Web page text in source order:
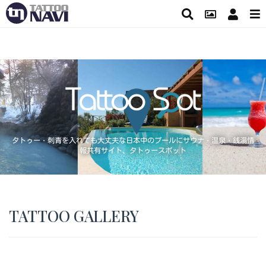
タトゥー・刺青を入れても大丈夫な日本中のプールにサウナ・温泉・銭湯情
報共有サイト、タトゥースポット
TATTOO GALLERY